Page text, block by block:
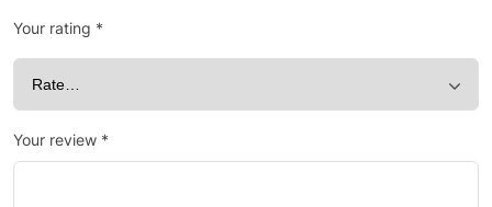
Your rating *
Your review *